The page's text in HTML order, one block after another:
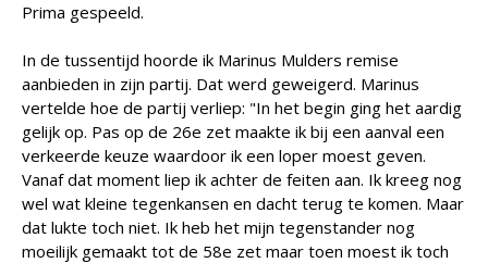
Prima gespeeld.
In de tussentijd hoorde ik Marinus Mulders remise
aanbieden in zijn partij. Dat werd geweigerd. Marinus
vertelde hoe de partij verliep: "In het begin ging het aardig
gelijk op. Pas op de 26e zet maakte ik bij een aanval een
verkeerde keuze waardoor ik een loper moest geven.
Vanaf dat moment liep ik achter de feiten aan. Ik kreeg nog
wel wat kleine tegenkansen en dacht terug te komen. Maar
dat lukte toch niet. Ik heb het mijn tegenstander nog
moeilijk gemaakt tot de 58e zet maar toen moest ik toch